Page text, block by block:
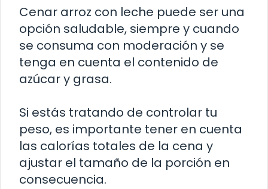
Cenar arroz con leche puede ser una
opción saludable, siempre y cuando
se consuma con moderación y se
tenga en cuenta el contenido de
azúcar y grasa.
Si estás tratando de controlar tu
peso, es importante tener en cuenta
las calorías totales de la cena y
ajustar el tamaño de la porción en
consecuencia.